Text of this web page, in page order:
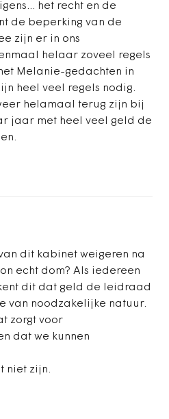
het recht en de
de beperking van de
zijn er in ons
helaar zoveel regels
Melanie-gedachten in
heel veel regels nodig.
helamaal terug zijn bij
jaar met heel veel geld de
dit kabinet weigeren na
echt dom? Als iedereen
dit dat geld de leidraad
van noodzakelijke natuur.
zorgt voor
dat we kunnen
niet zijn.